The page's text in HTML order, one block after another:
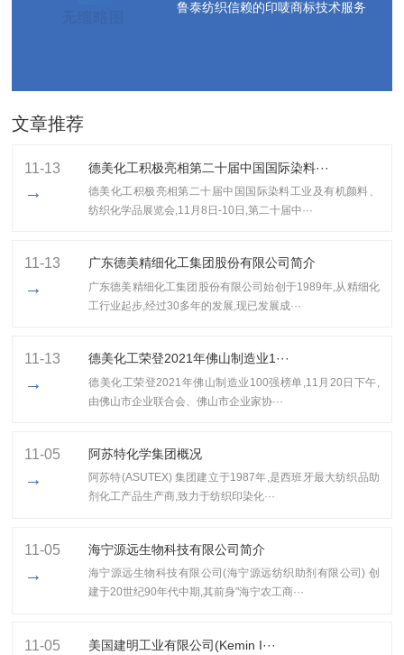
鲁泰纺织信赖的印唛商标技术服务
文章推荐
11-13
→
德美化工积极亮相第二十届中国国际染料···
德美化工积极亮相第二十届中国国际染料工业及有机颜料、
纺织化学品展览会,11月8日-10日,第二十届中···
11-13
→
广东德美精细化工集团股份有限公司简介
广东德美精细化工集团股份有限公司始创于1989年,从精细化
工行业起步,经过30多年的发展,现已发展成···
11-13
→
​德美化工荣登2021年佛山制造业1···
​德美化工荣登2021年佛山制造业100强榜单,11月20日下午,
由佛山市企业联合会、佛山市企业家协···
11-05
→
阿苏特化学集团概况
阿苏特(ASUTEX) 集团建立于1987年,是西班牙最大纺织品助
剂化工产品生产商,致力于纺织印染化···
11-05
→
海宁源远生物科技有限公司简介
海宁源远生物科技有限公司(海宁源远纺织助剂有限公司) 创
建于20世纪90年代中期,其前身"海宁农工商···
11-05 美国建明工业有限公司(Kemin I···